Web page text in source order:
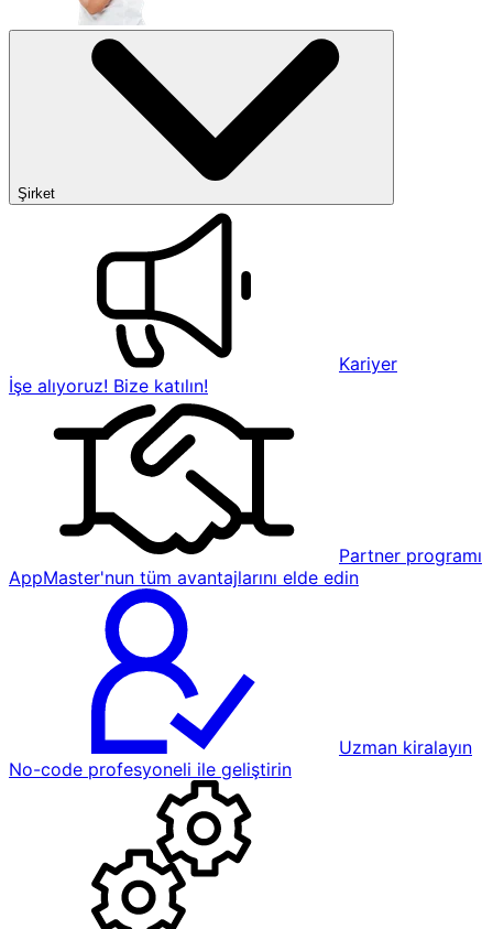
Şirket
Kariyer
İşe alıyoruz! Bize katılın!
Partner programı
AppMaster'nun tüm avantajlarını elde edin
Uzman kiralayın
No-code profesyoneli ile geliştirin